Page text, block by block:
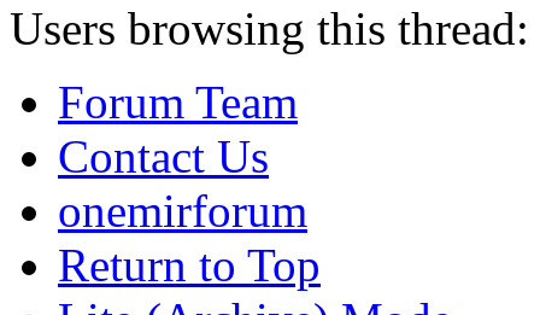
Users browsing this
Forum Team
Contact Us
onemirforum
Return to Top